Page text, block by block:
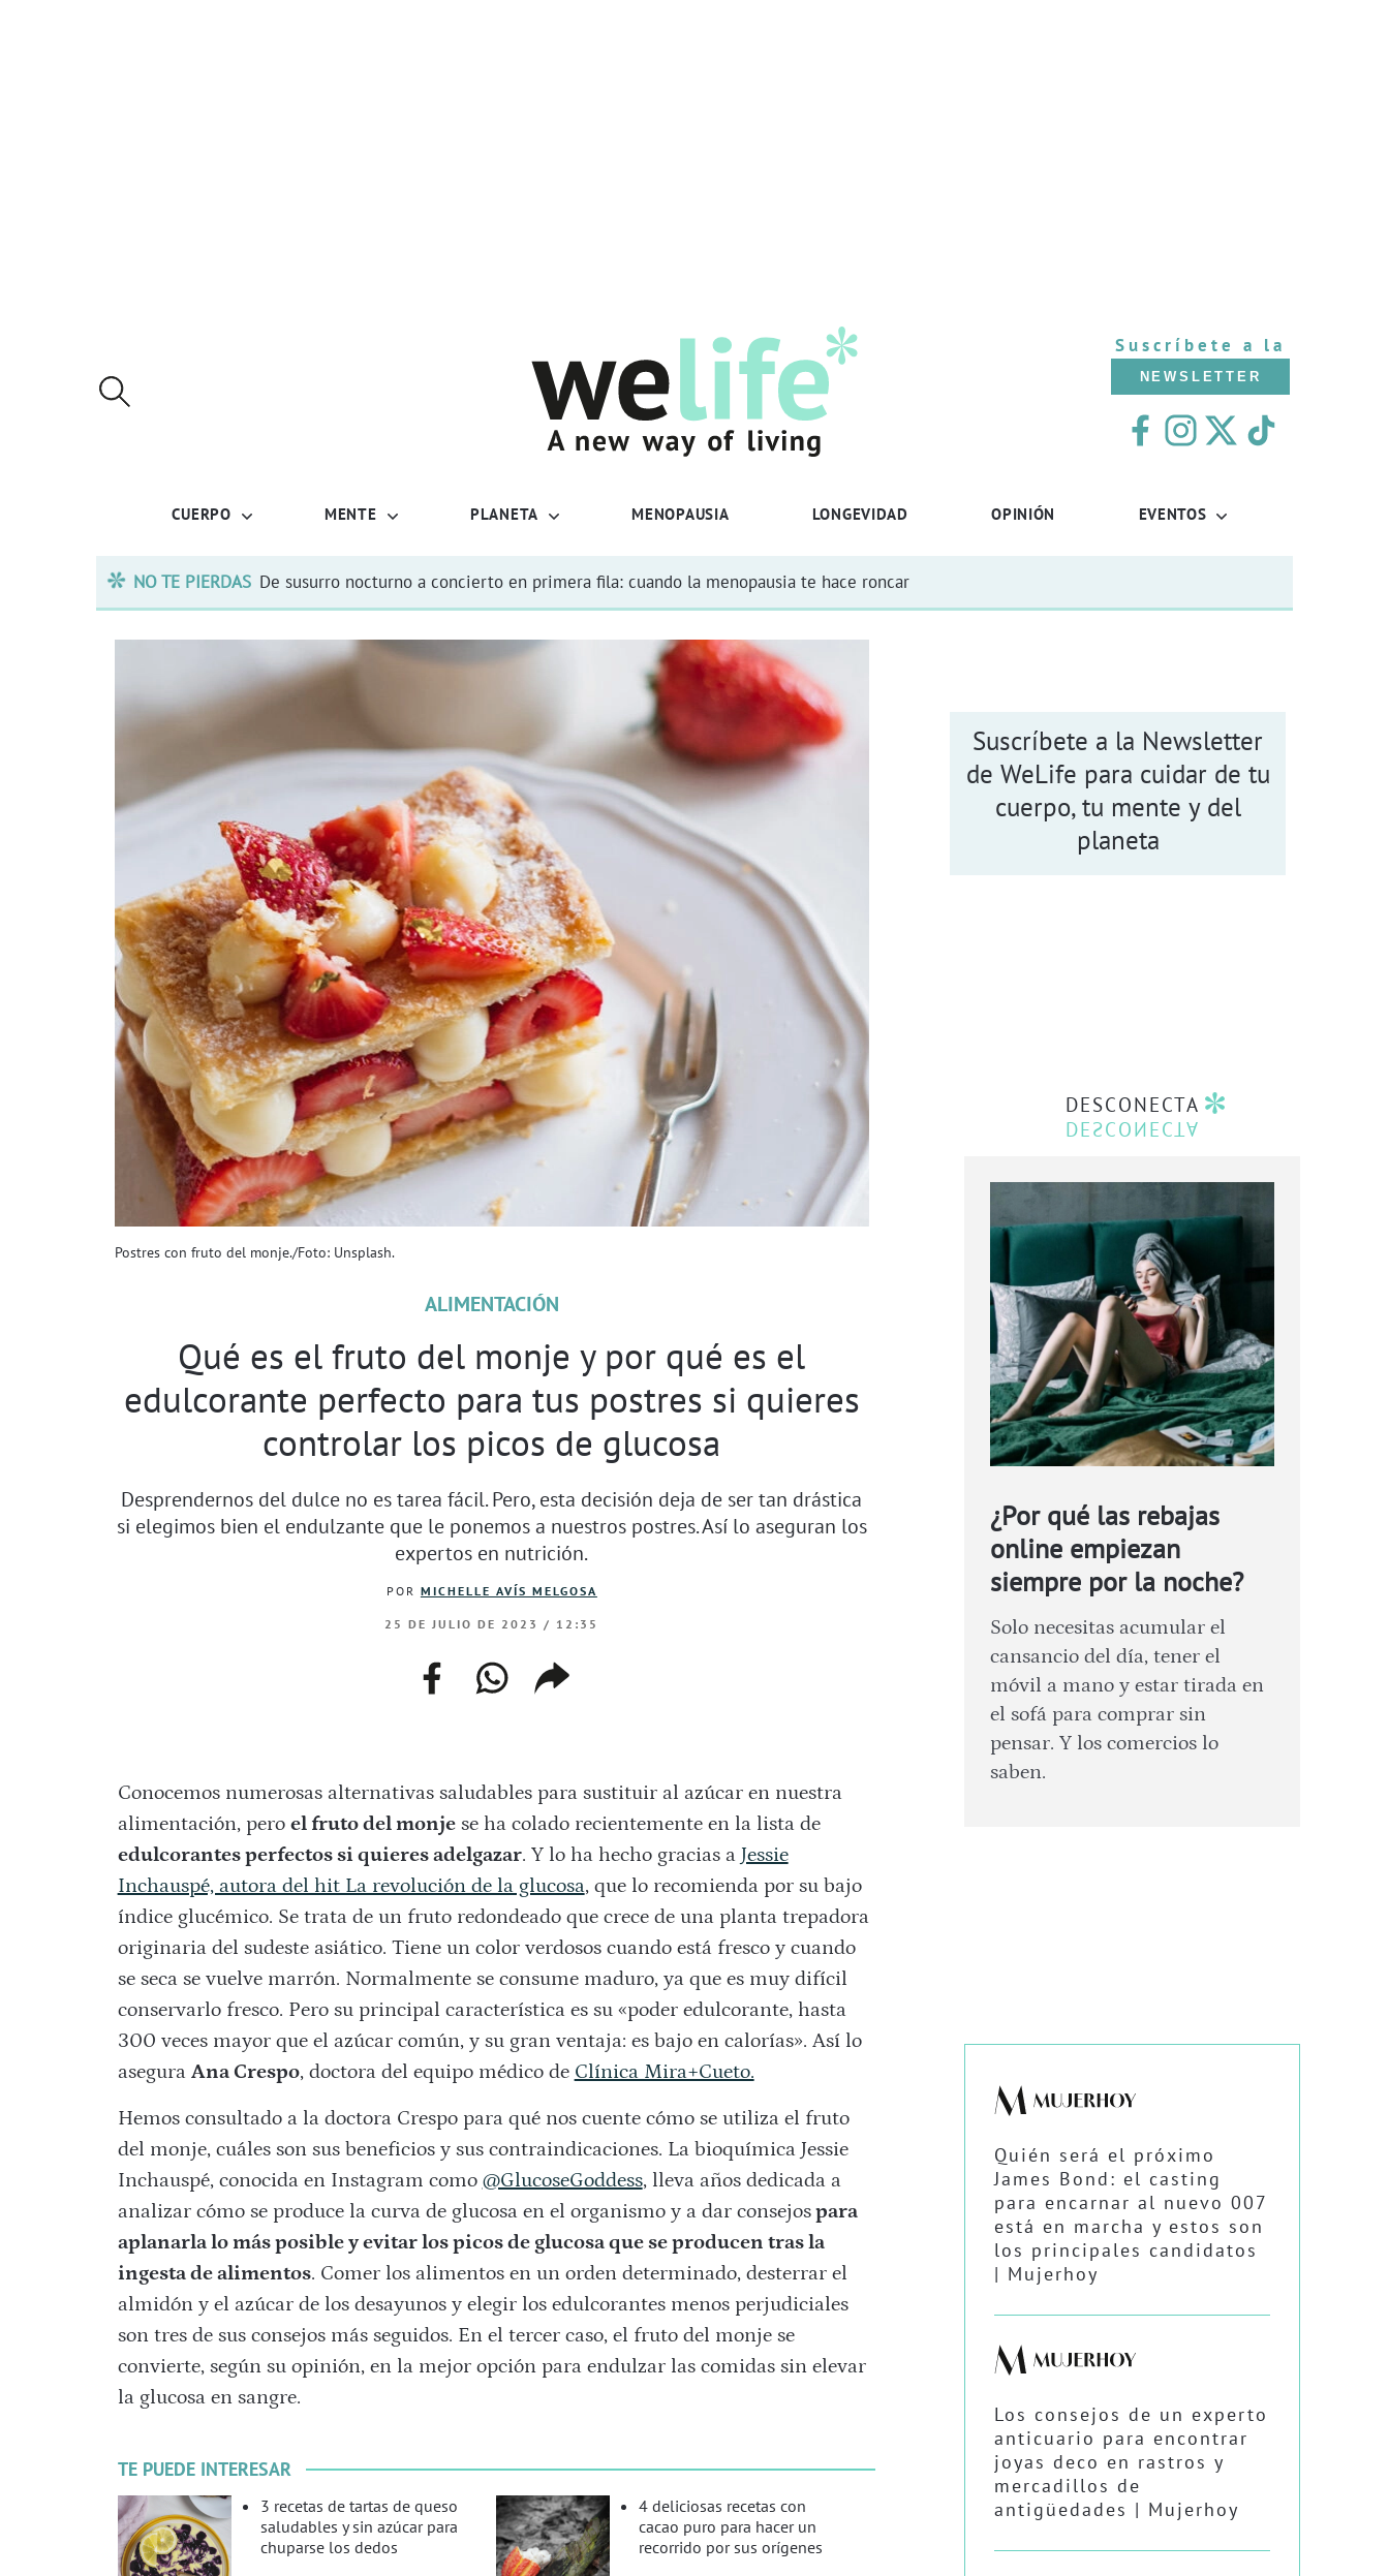
Suscríbete a la
NEWSLETTER
CUERPO MENTE PLANETA MENOPAUSIA LONGEVIDAD OPINIÓN EVENTOS
NO TE PIERDAS De susurro nocturno a concierto en primera fila: cuando la menopausia te hace roncar
Postres con fruto del monje./Foto: Unsplash.
ALIMENTACIÓN
Qué es el fruto del monje y por qué es el
edulcorante perfecto para tus postres si quieres
controlar los picos de glucosa
Desprendernos del dulce no es tarea fácil. Pero, esta decisión deja de ser tan drástica
si elegimos bien el endulzante que le ponemos a nuestros postres. Así lo aseguran los
expertos en nutrición.
POR MICHELLE AVÍS MELGOSA
25 DE JULIO DE 2023 / 12:35
facebookwhatsapp
web
copiar
enlace
Conocemos numerosas alternativas saludables para sustituir al azúcar en nuestra
alimentación, pero el fruto del monjese ha colado recientemente en la lista de
edulcorantes perfectos si quieres adelgazar. Y lo ha hecho gracias a Jessie
Inchauspé, autora del hit La revolución de la glucosa, que lo recomienda por su bajo
índice glucémico. Se trata de un fruto redondeado que crece de una planta trepadora
originaria del sudeste asiático. Tiene un color verdosos cuando está fresco y cuando
se seca se vuelve marrón. Normalmente se consume maduro, ya que es muy difícil
conservarlo fresco. Pero su principal característica es su «poder edulcorante, hasta
300 veces mayor que el azúcar común, y su gran ventaja: es bajo en calorías». Así lo
asegura Ana Crespo, doctora del equipo médico de Clínica Mira+Cueto.
Hemos consultado a la doctora Crespo para qué nos cuente cómo se utiliza el fruto
del monje, cuáles son sus beneficios y sus contraindicaciones. La bioquímica Jessie
Inchauspé, conocida en Instagram como @GlucoseGoddess, lleva años dedicada a
analizar cómo se produce la curva de glucosa en el organismo y a dar consejospara
aplanarla lo más posible y evitar los picos de glucosa que se producen tras la
ingesta de alimentos. Comer los alimentos en un orden determinado, desterrar el
almidón y el azúcar de los desayunos y elegir los edulcorantes menos perjudiciales
son tres de sus consejos más seguidos. En el tercer caso, el fruto del monje se
convierte, según su opinión, en la mejor opción para endulzar las comidas sin elevar
la glucosa en sangre.
TE PUEDE INTERESAR
3 recetas de tartas de queso
saludables y sin azúcar para
chuparse los dedos
4 deliciosas recetas con
cacao puro para hacer un
recorrido por sus orígenes
Suscríbete a la Newsletter
de WeLife para cuidar de tu
cuerpo, tu mente y del
planeta
DESCONECTA
¿Por qué las rebajas
online empiezan
siempre por la noche?
Solo necesitas acumular el
cansancio del día, tener el
móvil a mano y estar tirada en
el sofá para comprar sin
pensar. Y los comercios lo
saben.
Quién será el próximo
James Bond: el casting
para encarnar al nuevo 007
está en marcha y estos son
los principales candidatos
| Mujerhoy
Los consejos de un experto
anticuario para encontrar
joyas deco en rastros y
mercadillos de
antigüedades | Mujerhoy